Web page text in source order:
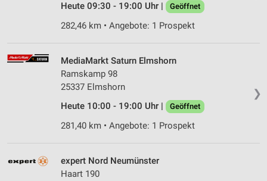
Heute 09:30 - 19:00 Uhr |
Geöffnet
282,46 km • Angebote: 1 Prospekt
❯
MediaMarkt Saturn Elmshorn
Ramskamp 98
25337 Elmshorn
Heute 10:00 - 19:00 Uhr |
Geöffnet
281,40 km • Angebote: 1 Prospekt
expert Nord Neumünster
Haart 190
Partnerliste anzeigen (1 IAB-Anbieter)
Wir nutzen Ihre Daten für folgende Zwecke:
Speichern von oder Zugriff auf Informationen
auf einem Endgerät
Verwendung reduzierter Daten zur Auswahl von
Erstellung von Profilen für personalisierte
Verwendung von Profilen zur Auswahl
personalisierter Werbung